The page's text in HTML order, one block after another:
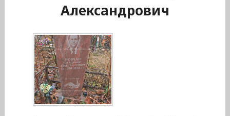
Александрович